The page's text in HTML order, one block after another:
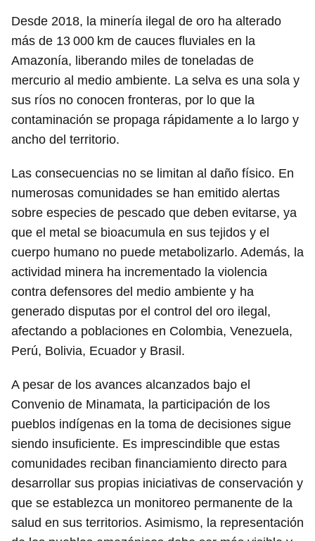
Desde 2018, la minería ilegal de oro ha alterado
más de 13 000 km de cauces fluviales en la
Amazonía, liberando miles de toneladas de
mercurio al medio ambiente. La selva es una sola y
sus ríos no conocen fronteras, por lo que la
contaminación se propaga rápidamente a lo largo y
ancho del territorio.
Las consecuencias no se limitan al daño físico. En
numerosas comunidades se han emitido alertas
sobre especies de pescado que deben evitarse, ya
que el metal se bioacumula en sus tejidos y el
cuerpo humano no puede metabolizarlo. Además, la
actividad minera ha incrementado la violencia
contra defensores del medio ambiente y ha
generado disputas por el control del oro ilegal,
afectando a poblaciones en Colombia, Venezuela,
Perú, Bolivia, Ecuador y Brasil.
A pesar de los avances alcanzados bajo el
Convenio de Minamata, la participación de los
pueblos indígenas en la toma de decisiones sigue
siendo insuficiente. Es imprescindible que estas
comunidades reciban financiamiento directo para
desarrollar sus propias iniciativas de conservación y
que se establezca un monitoreo permanente de la
salud en sus territorios. Asimismo, la representación